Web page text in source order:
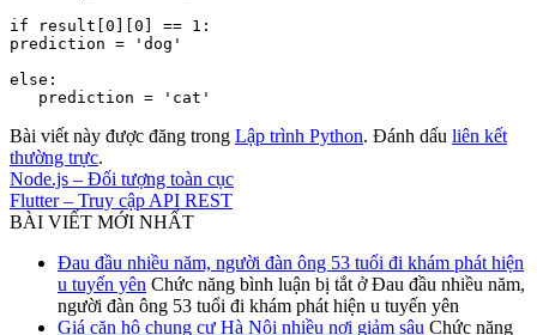
if result[0][0] == 1:
prediction = 'dog'
else:
Bài viết này được đăng trong Lập trình Python. Đánh dấu liên kết
thường trực.
Node.js – Đối tượng toàn cục
Flutter – Truy cập API REST
BÀI VIẾT MỚI NHẤT
Đau đầu nhiều năm, người đàn ông 53 tuổi đi khám phát hiện
u tuyến yên Chức năng bình luận bị tắt ở Đau đầu nhiều năm,
người đàn ông 53 tuổi đi khám phát hiện u tuyến yên
Giá căn hộ chung cư Hà Nội nhiều nơi giảm sâu Chức năng